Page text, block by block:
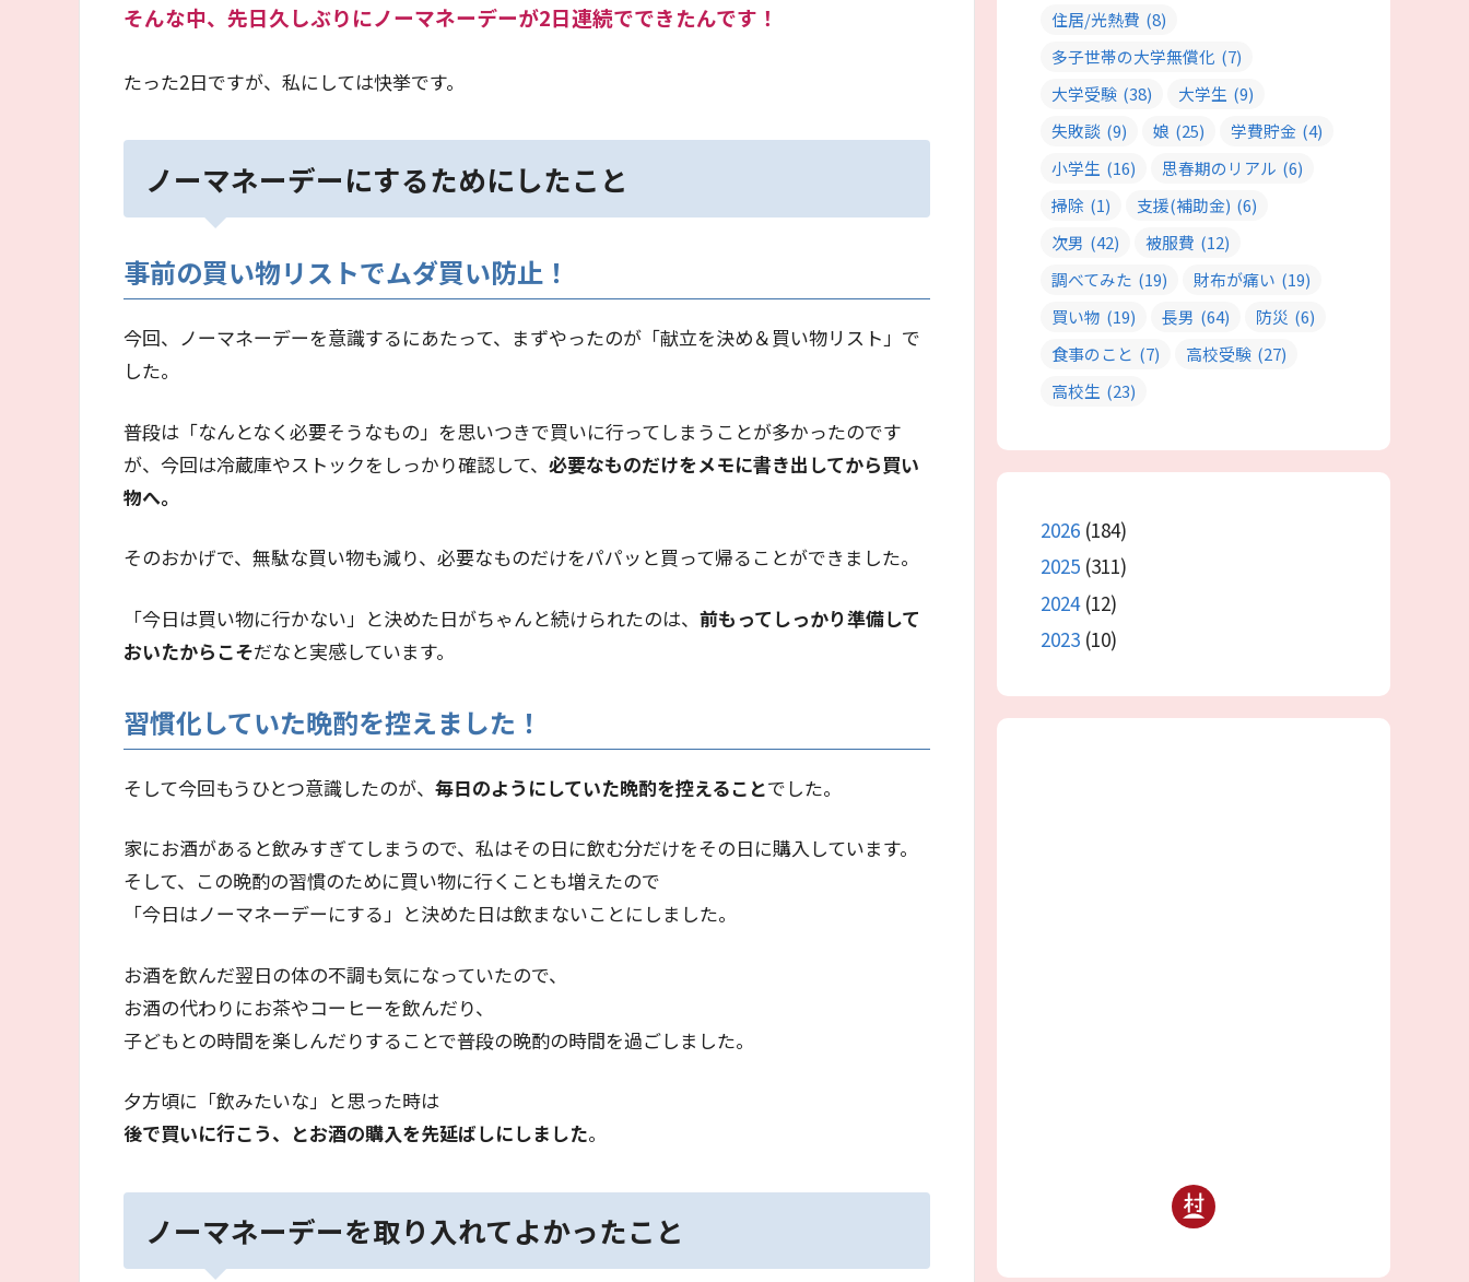
そんな中、先日久しぶりにノーマネーデーが2日連続でできたんです！
たった2日ですが、私にしては快挙です。
ノーマネーデーにするためにしたこと
事前の買い物リストでムダ買い防止！
今回、ノーマネーデーを意識するにあたって、まずやったのが「献立を決め＆買い物リスト」で
した。
普段は「なんとなく必要そうなもの」を思いつきで買いに行ってしまうことが多かったのです
が、今回は冷蔵庫やストックをしっかり確認して、 必要なものだけをメモに書き出してから買い
物へ。
そのおかげで、無駄な買い物も減り、必要なものだけをパパッと買って帰ることができました。
「今日は買い物に行かない」と決めた日がちゃんと続けられたのは、 前もってしっかり準備して
おいたからこそだなと実感しています。
習慣化していた晩酌を控えました！
そして今回もうひとつ意識したのが、 毎日のようにしていた晩酌を控えることでした。
家にお酒があると飲みすぎてしまうので、私はその日に飲む分だけをその日に購入しています。
そして、この晩酌の習慣のために買い物に行くことも増えたので
「今日はノーマネーデーにする」と決めた日は飲まないことにしました。
お酒を飲んだ翌日の体の不調も気になっていたので、
お酒の代わりにお茶やコーヒーを飲んだり、
子どもとの時間を楽しんだりすることで普段の晩酌の時間を過ごしました。
夕方頃に「飲みたいな」と思った時は
後で買いに行こう、とお酒の購入を先延ばしにしました。
ノーマネーデーを取り入れてよかったこと
住居/光熱費 (8)
多子世帯の大学無償化 (7)
大学受験 (38) 大学生 (9)
失敗談 (9) 娘 (25) 学費貯金 (4)
小学生 (16) 思春期のリアル (6)
掃除 (1) 支援(補助金) (6)
次男 (42) 被服費 (12)
調べてみた (19) 財布が痛い (19)
買い物 (19) 長男 (64) 防災 (6)
食事のこと (7) 高校受験 (27)
高校生 (23)
2026 (184)
2025 (311)
2024(12)
2023 (10)